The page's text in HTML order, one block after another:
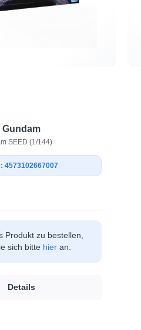
Gundam
SEED (1/144)
4573102667007
Produkt zu bestellen,
sich bitte hier an.
Details